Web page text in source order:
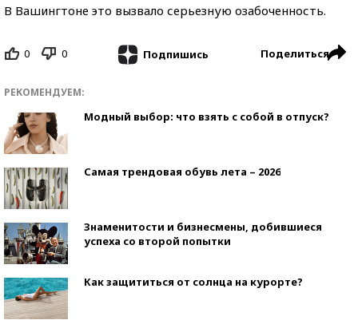
В Вашингтоне это вызвало серьезную озабоченность.
0 0 Подпишись Поделиться
РЕКОМЕНДУЕМ:
Модный выбор: что взять с собой в отпуск?
Самая трендовая обувь лета – 2026
Знаменитости и бизнесмены, добившиеся
успеха со второй попытки
Как защититься от солнца на курорте?